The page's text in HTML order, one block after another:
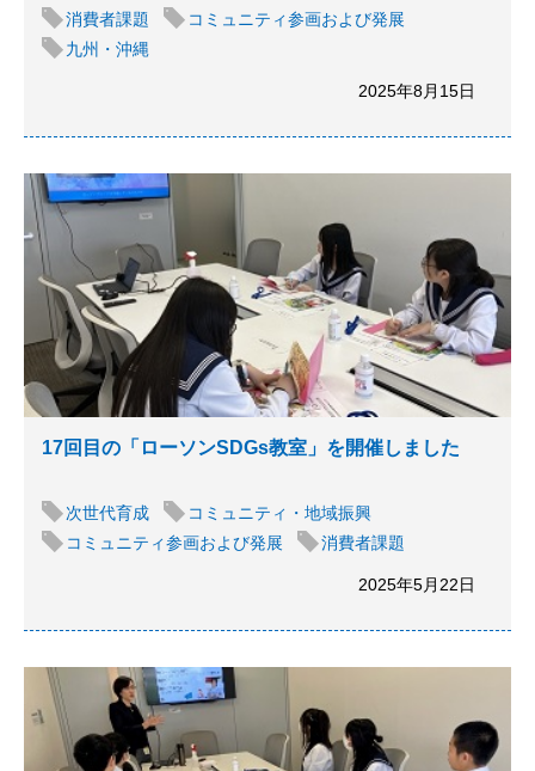
消費者課題
コミュニティ参画および発展
九州・沖縄
2025年8月15日
17回目の「ローソンSDGs教室」を開催しました
次世代育成
コミュニティ・地域振興
コミュニティ参画および発展
消費者課題
2025年5月22日